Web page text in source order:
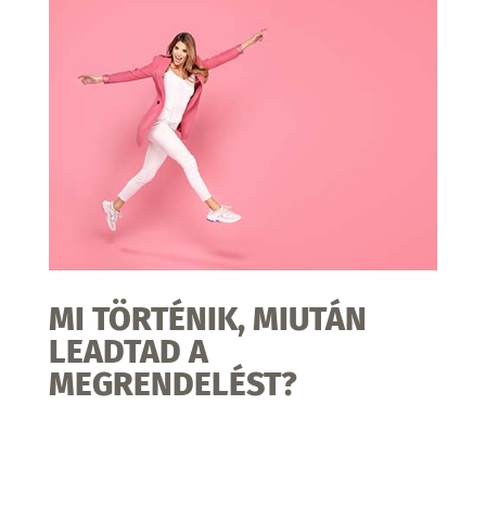
MI TÖRTÉNIK, MIUTÁN
LEADTAD A
MEGRENDELÉST?